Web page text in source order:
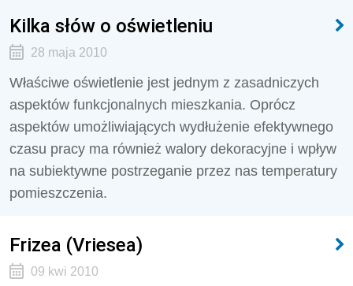
Kilka słów o oświetleniu
28 maja 2010
Właściwe oświetlenie jest jednym z zasadniczych
aspektów funkcjonalnych mieszkania. Oprócz
aspektów umożliwiających wydłużenie efektywnego
czasu pracy ma również walory dekoracyjne i wpływ
na subiektywne postrzeganie przez nas temperatury
pomieszczenia.
Frizea (Vriesea)
09 kwi 2010